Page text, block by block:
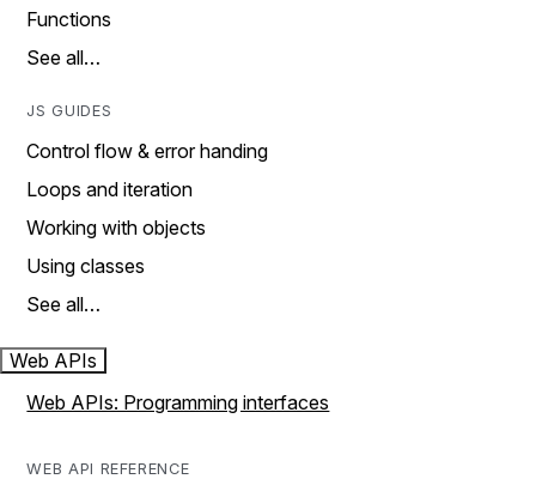
Functions
See all…
JS GUIDES
Control flow & error handing
Loops and iteration
Working with objects
Using classes
See all…
Web APIs
Web APIs: Programming interfaces
WEB API REFERENCE